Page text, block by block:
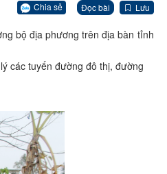
Chia sẻ Đọc bài Lưu
bộ địa phương trên địa bàn tỉnh
các tuyến đường đô thị, đường